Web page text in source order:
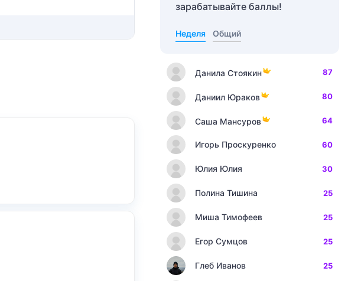
зарабатывайте баллы!
Неделя Общий
Данила Стоякин 87
Даниил Юраков 80
Саша Мансуров 64
Игорь Проскуренко 60
Юлия Юлия 30
Полина Тишина 25
Миша Тимофеев 25
Егор Сумцов 25
Глеб Иванов 25